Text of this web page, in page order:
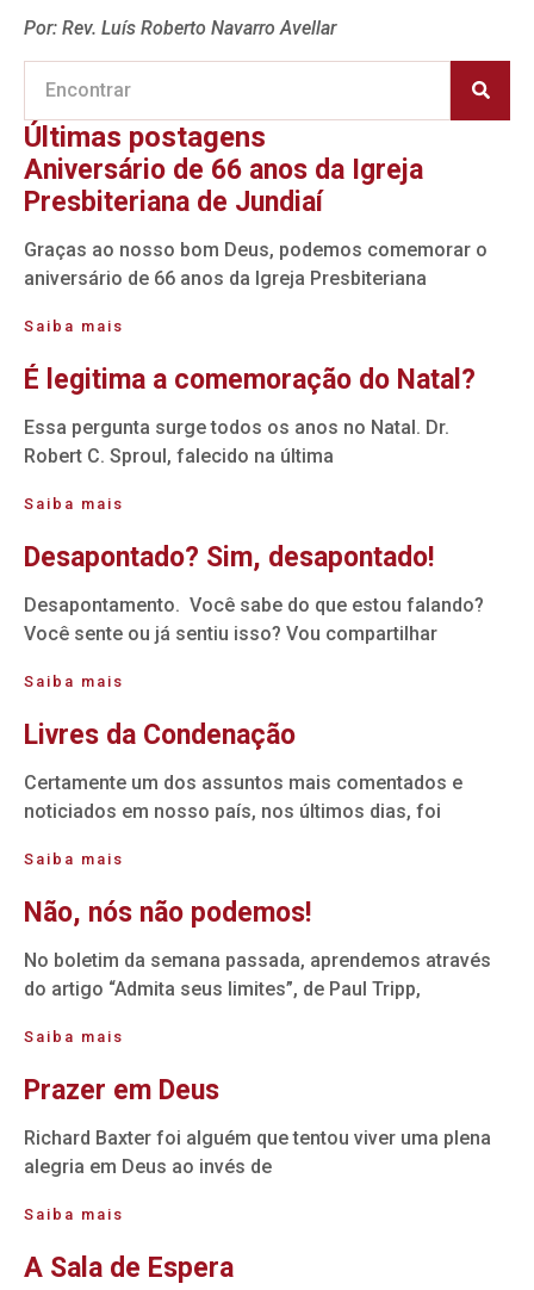
Por: Rev. Luís Roberto Navarro Avellar
Últimas postagens
Aniversário de 66 anos da Igreja
Presbiteriana de Jundiaí
Graças ao nosso bom Deus, podemos comemorar o
aniversário de 66 anos da Igreja Presbiteriana
Saiba mais
É legitima a comemoração do Natal?
Essa pergunta surge todos os anos no Natal. Dr.
Robert C. Sproul, falecido na última
Saiba mais
Desapontado? Sim, desapontado!
Desapontamento. Você sabe do que estou falando?
Você sente ou já sentiu isso? Vou compartilhar
Saiba mais
Livres da Condenação
Certamente um dos assuntos mais comentados e
noticiados em nosso país, nos últimos dias, foi
Saiba mais
Não, nós não podemos!
No boletim da semana passada, aprendemos através
do artigo “Admita seus limites”, de Paul Tripp,
Saiba mais
Prazer em Deus
Richard Baxter foi alguém que tentou viver uma plena
alegria em Deus ao invés de
Saiba mais
A Sala de Espera